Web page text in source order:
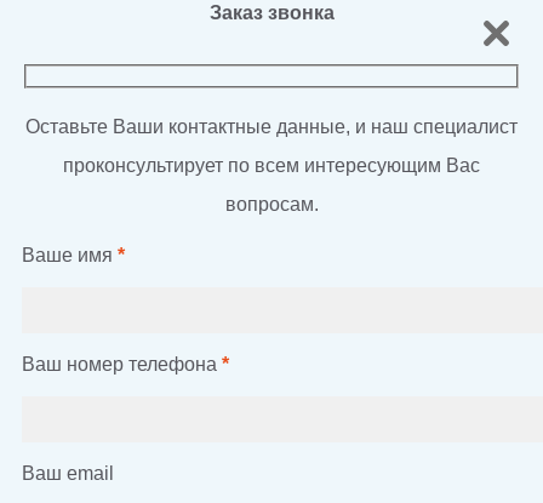
Заказ звонка
Оставьте Ваши контактные данные, и наш специалист
проконсультирует по всем интересующим Вас
вопросам.
Ваше имя *
Ваш номер телефона *
Ваш email